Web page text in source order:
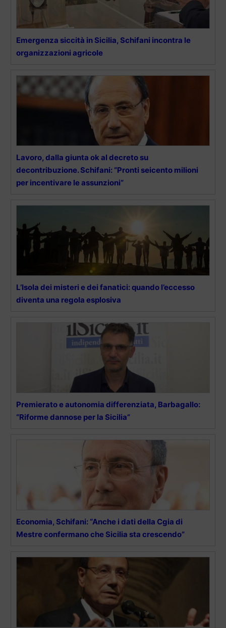
Emergenza siccità in Sicilia, Schifani incontra le
organizzazioni agricole
Lavoro, dalla giunta ok al decreto su
decontribuzione. Schifani: “Pronti seicento milioni
per incentivare le assunzioni”
L’Isola dei misteri e dei fanatici: quando l’eccesso
diventa una regola esplosiva
Premierato e autonomia differenziata, Barbagallo:
“Riforme dannose per la Sicilia”
Economia, Schifani: “Anche i dati della Cgia di
Mestre confermano che Sicilia sta crescendo”